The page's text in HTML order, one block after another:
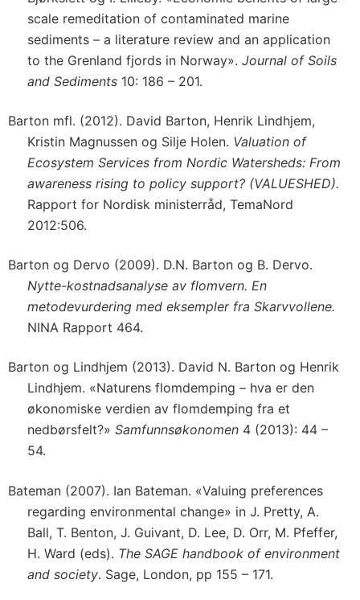
scale remeditation of contaminated marine
sediments – a literature review and an application
to the Grenland fjords in Norway». Journal of Soils
and Sediments 10: 186 – 201.
Barton mfl. (2012). David Barton, Henrik Lindhjem,
Kristin Magnussen og Silje Holen. Valuation of
Ecosystem Services from Nordic Watersheds: From
awareness rising to policy support? (VALUESHED).
Rapport for Nordisk ministerråd, TemaNord
2012:506.
Barton og Dervo (2009). D.N. Barton og B. Dervo.
Nytte-kostnadsanalyse av flomvern. En
metodevurdering med eksempler fra Skarvvollene.
NINA Rapport 464.
Barton og Lindhjem (2013). David N. Barton og Henrik
Lindhjem. «Naturens flomdemping – hva er den
økonomiske verdien av flomdemping fra et
nedbørsfelt?» Samfunnsøkonomen 4 (2013): 44 –
54.
Bateman (2007). Ian Bateman. «Valuing preferences
regarding environmental change» in J. Pretty, A.
Ball, T. Benton, J. Guivant, D. Lee, D. Orr, M. Pfeffer,
H. Ward (eds). The SAGE handbook of environment
and society. Sage, London, pp 155 – 171.